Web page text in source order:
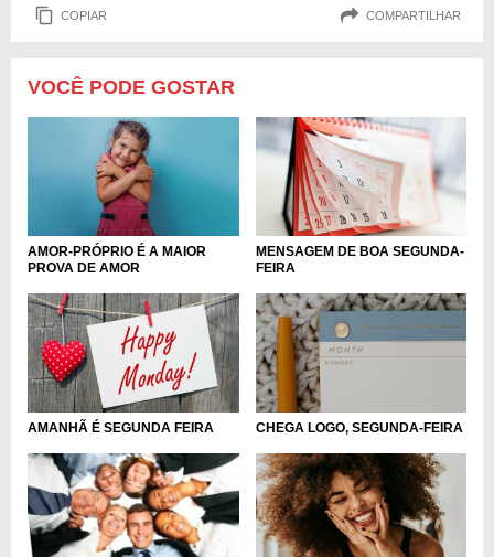
COPIAR COMPARTILHAR
VOCÊ PODE GOSTAR
AMOR-PRÓPRIO É A MAIOR
PROVA DE AMOR
MENSAGEM DE BOA SEGUNDA-
FEIRA
AMANHÃ É SEGUNDA FEIRA CHEGA LOGO, SEGUNDA-FEIRA